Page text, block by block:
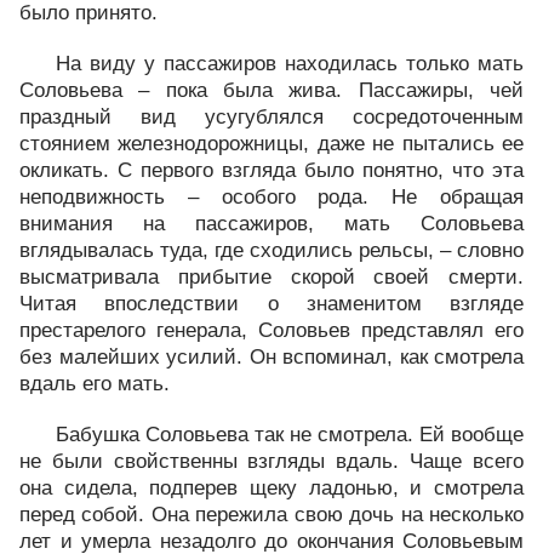
было принято.
На виду у пассажиров находилась только мать
Соловьева – пока была жива. Пассажиры, чей
праздный вид усугублялся сосредоточенным
стоянием железнодорожницы, даже не пытались ее
окликать. С первого взгляда было понятно, что эта
неподвижность – особого рода. Не обращая
внимания на пассажиров, мать Соловьева
вглядывалась туда, где сходились рельсы, – словно
высматривала прибытие скорой своей смерти.
Читая впоследствии о знаменитом взгляде
престарелого генерала, Соловьев представлял его
без малейших усилий. Он вспоминал, как смотрела
вдаль его мать.
Бабушка Соловьева так не смотрела. Ей вообще
не были свойственны взгляды вдаль. Чаще всего
она сидела, подперев щеку ладонью, и смотрела
перед собой. Она пережила свою дочь на несколько
лет и умерла незадолго до окончания Соловьевым